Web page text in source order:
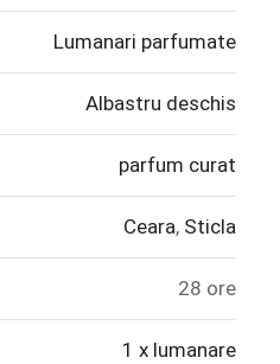
Lumanari parfumate
Albastru deschis
parfum curat
Ceara, Sticla
28 ore
1 x lumanare